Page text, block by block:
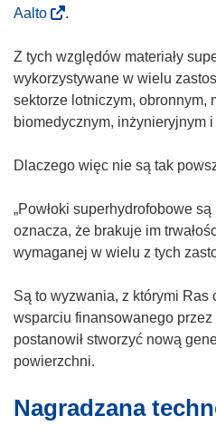
o
n
o
ś
n
k
t
w
o
z
y
s
i
w
n
Aalto(
d
n
o
ś
i
o
t
w
r
z
y
s
ę
w
.
Z tych względów materiały
wykorzystywane w wielu
sektorze lotniczym, obronnym,
biomedycznym, inżynieryjnym
Dlaczego więc nie są tak
„Powłoki superhydrofobowe
oznacza, że brakuje im
wymaganej w wielu z tych
Są to wyzwania, z którymi Ras
wsparciu finansowanego
postanowił stworzyć nową
powierzchni.
Nagradzana